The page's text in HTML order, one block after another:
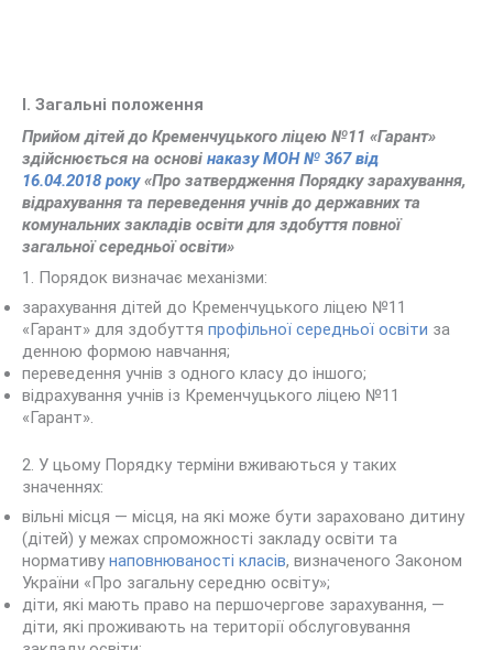
І. Загальні положення
Прийом дітей до Кременчуцького ліцею №11 «Гарант»
здійснюється на основі наказу МОН № 367 від
16.04.2018 року«Про затвердження Порядку зарахування,
відрахування та переведення учнів до державних та
комунальних закладів освіти для здобуття повної
загальної середньої освіти»
1. Порядок визначає механізми:
зарахування дітей до Кременчуцького ліцею №11
«Гарант» для здобуття профільної середньої освіти за
денною формою навчання;
переведення учнів з одного класу до іншого;
відрахування учнів із Кременчуцького ліцею №11
«Гарант».
2. У цьому Порядку терміни вживаються у таких
значеннях:
вільні місця — місця, на які може бути зараховано дитину
(дітей) у межах спроможності закладу освіти та
нормативу наповнюваності класів, визначеного Законом
України «Про загальну середню освіту»;
діти, які мають право на першочергове зарахування, —
діти, які проживають на території обслуговування